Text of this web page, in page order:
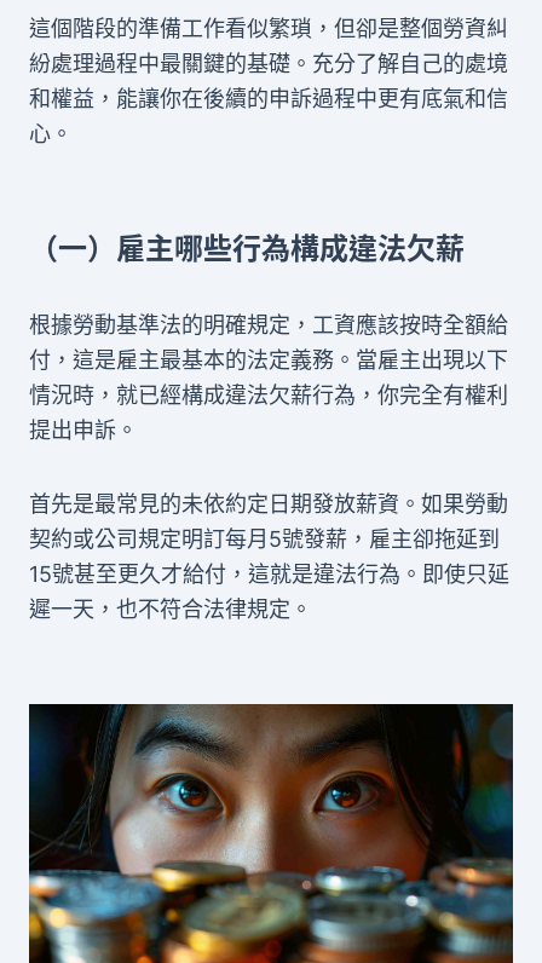
這個階段的準備工作看似繁瑣，但卻是整個勞資糾
紛處理過程中最關鍵的基礎。充分了解自己的處境
和權益，能讓你在後續的申訴過程中更有底氣和信
心。
（一）雇主哪些行為構成違法欠薪
根據勞動基準法的明確規定，工資應該按時全額給
付，這是雇主最基本的法定義務。當雇主出現以下
情況時，就已經構成違法欠薪行為，你完全有權利
提出申訴。
首先是最常見的未依約定日期發放薪資。如果勞動
契約或公司規定明訂每月5號發薪，雇主卻拖延到
15號甚至更久才給付，這就是違法行為。即使只延
遲一天，也不符合法律規定。